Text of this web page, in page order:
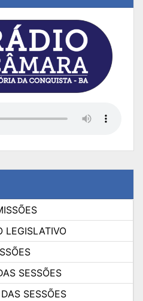
LEGISLATIVO
SESSÕES
SESSÕES